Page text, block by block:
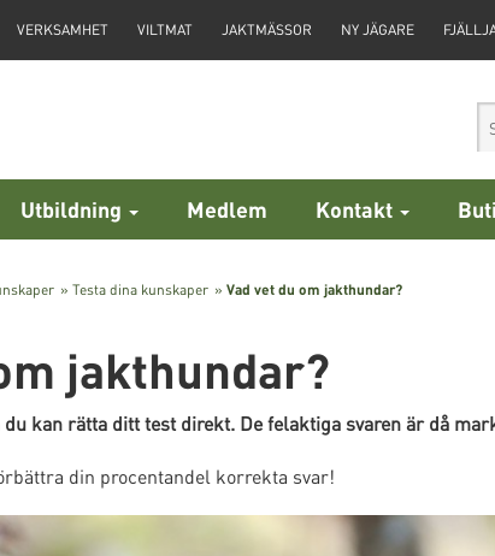
VERKSAMHET VILTMAT JAKTMÄSSOR NY JÄGARE
Utbildning Medlem Kontakt
» Testa dina kunskaper » Vad vet du om jakthundar?
jakthundar?
kan rätta ditt test direkt. De felaktiga svaren är då
din procentandel korrekta svar!